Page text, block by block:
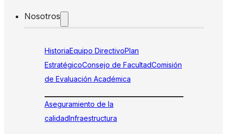
Nosotros
HistoriaEquipo DirectivoPlan
EstratégicoConsejo de FacultadComisión
de Evaluación Académica
Aseguramiento de la
calidadInfraestructura